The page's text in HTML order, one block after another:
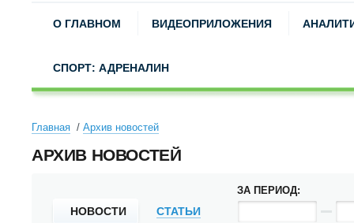
О ГЛАВНОМ ВИДЕОПРИЛОЖЕНИЯ
СПОРТ: АДРЕНАЛИН
Главная Архив новостей
АРХИВ НОВОСТЕЙ
НОВОСТИ СТАТЬИ
ЗА ПЕРИОД: